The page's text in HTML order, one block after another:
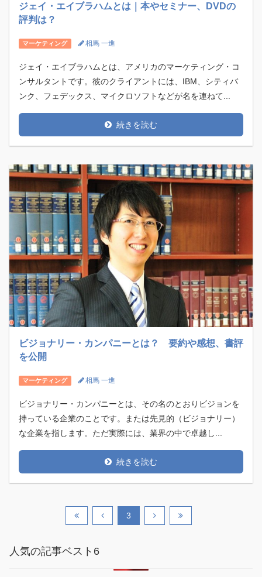
ジェイ・エイブラハムとは｜本やセミナー、DVDの
評判は？
マーケティング 相馬 一進
ジェイ・エイブラハムとは、アメリカのマーケティング・コ
ンサルタントです。彼のクライアントには、IBM、シティバ
ンク、フェデックス、マイクロソフトなどが名を連ねて...
続きを読む
ビジョナリー・カンパニーとは？ 要約や感想、書評
を公開
マーケティング 相馬 一進
ビジョナリー・カンパニーとは、その名のとおりビジョンを
持っている企業のことです。または先見的（ビジョナリー）
な企業を指します。ただ実際には、業界の中で卓越し...
続きを読む
3
人気の記事ベスト6